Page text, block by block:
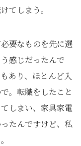
てしまう。
要なものを先に選
感じだったんで
あり、ほとんど入
。転職をしたこと
しまい、家具家電
たんですけど、私